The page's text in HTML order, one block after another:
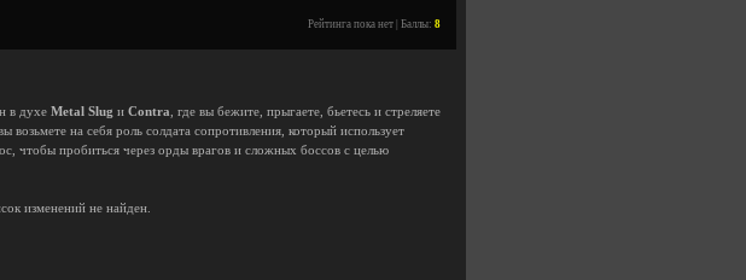
Рейтинга пока нет | Баллы: 8
в духе Metal Slug и Contra , где вы бежите, прыгаете, бьетесь и стреляете
на себя роль солдата сопротивления, который использует
чтобы пробиться через орды врагов и сложных боссов с целью
изменений не найден.